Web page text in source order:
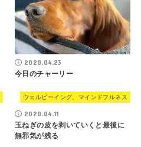
2020.04.23
今日のチャーリー
ウェルビーイング、マインドフルネス
2020.04.11
玉ねぎの皮を剥いていくと最後に
無邪気が残る